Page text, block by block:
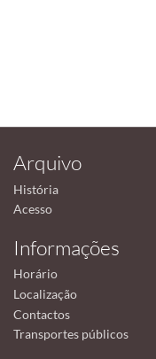
Arquivo
História
Acesso
Informações
Horário
Localização
Contactos
Transportes públicos